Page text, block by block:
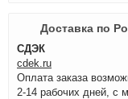
Доставка по
СДЭК
cdek.ru
Оплата заказа
2-14 рабочих дней, с